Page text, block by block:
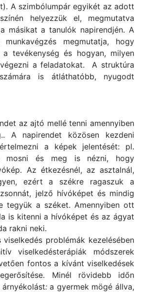
A szimbólumpár egyikét az adott
helyezzük el, megmutatva
másikat a tanulók napirendjén. A
megmutatja, hogy
tevékenység és hogyan, milyen
a feladatokat. A struktúra
is átláthatóbb, nyugodt
az ajtó mellé tenni amennyiben
A napirendet közösen kezdeni
a képek jelentését: pl.
mosni és meg is nézni, hogy
Az étkezésnél, az asztalnál,
ezért a székre ragaszuk a
jelző hívóképet és mindig
tegyük a széket. Amennyiben ott
is kitenni a hívóképet és az ágyat
rakni neki.
viselkedés problémák kezelésében
viselkedésterápiák módszerek
fontos a kívánt viselkedések
Minél rövidebb időn
:a gyermek mögé állva,